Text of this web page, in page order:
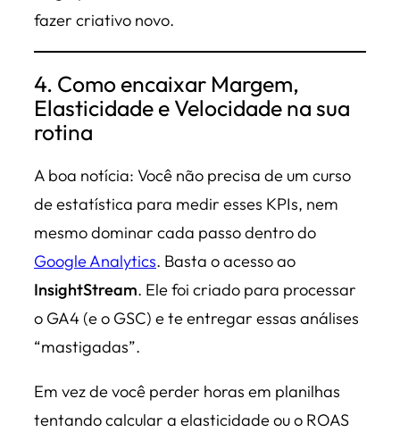
fazer criativo novo.
4. Como encaixar Margem,
Elasticidade e Velocidade na sua
rotina
A boa notícia: Você não precisa de um curso
de estatística para medir esses KPIs, nem
mesmo dominar cada passo dentro do
Google Analytics. Basta o acesso ao
InsightStream. Ele foi criado para processar
o GA4 (e o GSC) e te entregar essas análises
“mastigadas”.
Em vez de você perder horas em planilhas
tentando calcular a elasticidade ou o ROAS